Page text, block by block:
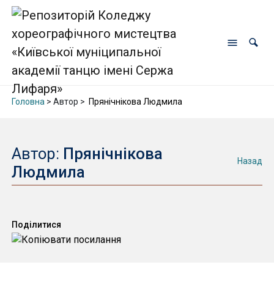
Головна > Автор > Прянічнікова Людмила
Автор: Прянічнікова
Людмила
Назад
Поділитися